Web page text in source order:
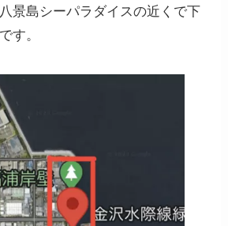
景島シーパラダイスの近くで下
す。